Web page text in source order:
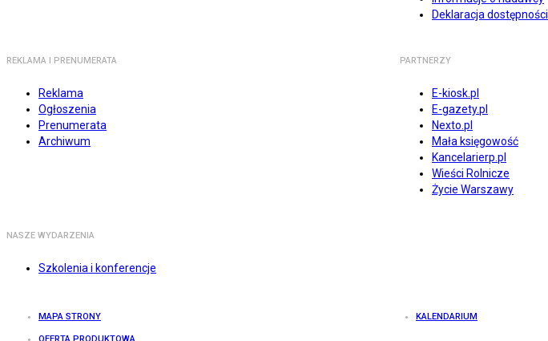
Deklaracja dostępności
REKLAMA I PRENUMERATA
Reklama
Ogłoszenia
Prenumerata
Archiwum
PARTNERZY
E-kiosk.pl
E-gazety.pl
Nexto.pl
Mała księgowość
Kancelarierp.pl
Wieści Rolnicze
Życie Warszawy
NASZE WYDARZENIA
Szkolenia i konferencje
MAPA STRONY KALENDARIUM